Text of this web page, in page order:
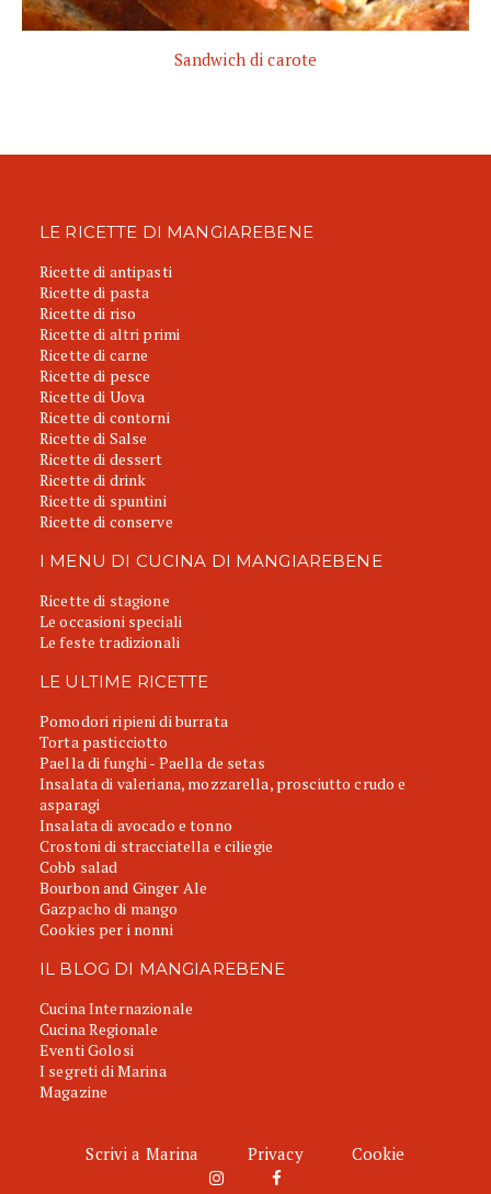
Sandwich di carote
LE RICETTE DI MANGIAREBENE
Ricette di antipasti
Ricette di pasta
Ricette di riso
Ricette di altri primi
Ricette di carne
Ricette di pesce
Ricette di Uova
Ricette di contorni
Ricette di Salse
Ricette di dessert
Ricette di drink
Ricette di spuntini
Ricette di conserve
I MENU DI CUCINA DI MANGIAREBENE
Ricette di stagione
Le occasioni speciali
Le feste tradizionali
LE ULTIME RICETTE
Pomodori ripieni di burrata
Torta pasticciotto
Paella di funghi - Paella de setas
Insalata di valeriana, mozzarella, prosciutto crudo e
asparagi
Insalata di avocado e tonno
Crostoni di stracciatella e ciliegie
Cobb salad
Bourbon and Ginger Ale
Gazpacho di mango
Cookies per i nonni
IL BLOG DI MANGIAREBENE
Cucina Internazionale
Cucina Regionale
Eventi Golosi
I segreti di Marina
Magazine
Scrivi a Marina Privacy Cookie